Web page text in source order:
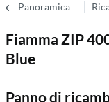
Panoramica
Fiamma ZIP
Blue
Panno di